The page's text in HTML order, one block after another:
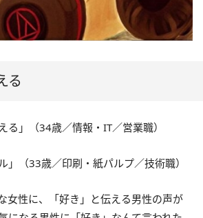
る
る」（34歳／情報・IT／営業職）
」（33歳／印刷・紙パルプ／技術職）
女性に、「好き」と伝える男性の声が